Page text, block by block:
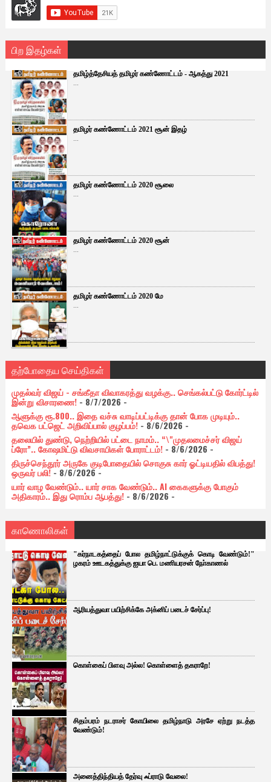
பிற இதழ்கள்
தமிழ்த்தேசியத் தமிழர் கண்ணோட்டம் - ஆகத்து 2021
...
தமிழர் கண்ணோட்டம் 2021 சூன் இதழ்
...
தமிழர் கண்ணோட்டம் 2020 சூலை
...
தமிழர் கண்ணோட்டம் 2020 சூன்
...
தமிழர் கண்ணோட்டம் 2020 மே
...
தற்போதைய செய்திகள்
முதல்வர் விஜய் - சங்கீதா விவாகரத்து வழக்கு.. செங்கல்பட்டு கோர்ட்டில்
இன்று விசாரணை!- 8/7/2026 -
ஆளுக்கு ரூ.800.. இதை வச்சு வாடிப்பட்டிக்கு தான் போக முடியும்..
தவெக பட்ஜெட் அறிவிப்பால் குழப்பம்!- 8/6/2026 -
தலையில் துண்டு, நெற்றியில் பட்டை நாமம்.. “\"முதலமைச்சர் விஜய்
ப்ரோ”.. கோஷமிட்டு விவசாயிகள் போராட்டம்!- 8/6/2026 -
திருச்செந்தூர் அருகே குடிபோதையில் சொகுசு கார் ஓட்டியதில் விபத்து!
ஒருவர் பலி!- 8/6/2026-
யார் வாழ வேண்டும்.. யார் சாக வேண்டும்.. AI கைகளுக்கு போகும்
அதிகாரம்.. இது ரொம்ப ஆபத்து!- 8/6/2026 -
காணொலிகள்
"கர்நாடகத்தைப் போல தமிழ்நாட்டுக்குக் கொடி வேண்டும்!"
ழகரம் ஊடகத்துக்கு ஐயா பெ. மணியரசன் நோ்காணல்
ஆரியத்துவா பயிற்சிக்கே அக்னிப் படைச் சேர்ப்பு!
கொள்கைப் பிளவு அல்ல! கொள்ளைத் தகராறே!
சிதம்பரம் நடராசர் கோயிலை தமிழ்நாடு அரசே ஏற்று நடத்த
வேண்டும்!
அனைத்திந்தியத் தேர்வு ஃப்ராடு வேலை!